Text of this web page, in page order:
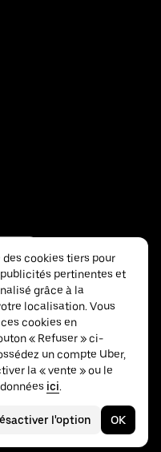
cookies tiers pour
pertinentes et
grâce à la
localisation. Vous
cookies en
« Refuser » ci-
un compte Uber,
la « vente » ou le
ici.
l'option OK